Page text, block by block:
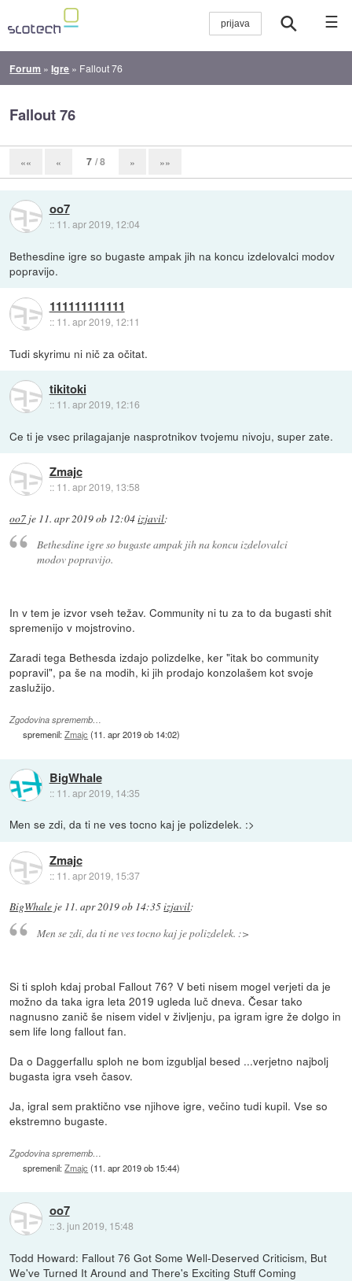
☰
Forum »Igre » Fallout 76
Fallout 76
«« « 7 / 8 » »»
oo7
:: 11. apr 2019, 12:04
Bethesdine igre so bugaste ampak jih na koncu izdelovalci modov
popravijo.
111111111111
:: 11. apr 2019, 12:11
Tudi skyrimu ni nič za očitat.
tikitoki
:: 11. apr 2019, 12:16
Ce ti je vsec prilagajanje nasprotnikov tvojemu nivoju, super zate.
Zmajc
:: 11. apr 2019, 13:58
oo7 je 11. apr 2019 ob 12:04izjavil:
Bethesdine igre so bugaste ampak jih na koncu izdelovalci
modov popravijo.
In v tem je izvor vseh težav. Community ni tu za to da bugasti shit
spremenijo v mojstrovino.
Zaradi tega Bethesda izdajo polizdelke, ker "itak bo community
popravil", pa še na modih, ki jih prodajo konzolašem kot svoje
zaslužijo.
Zgodovina sprememb…
spremenil:Zmajc (11. apr 2019 ob 14:02)
BigWhale
:: 11. apr 2019, 14:35
Men se zdi, da ti ne ves tocno kaj je polizdelek. :>
Zmajc
:: 11. apr 2019, 15:37
BigWhale je 11. apr 2019 ob 14:35izjavil:
Men se zdi, da ti ne ves tocno kaj je polizdelek. :>
Si ti sploh kdaj probal Fallout 76? V beti nisem mogel verjeti da je
možno da taka igra leta 2019 ugleda luč dneva. Česar tako
nagnusno zanič še nisem videl v življenju, pa igram igre že dolgo in
sem life long fallout fan.
Da o Daggerfallu sploh ne bom izgubljal besed ...verjetno najbolj
bugasta igra vseh časov.
Ja, igral sem praktično vse njihove igre, večino tudi kupil. Vse so
ekstremno bugaste.
Zgodovina sprememb…
spremenil:Zmajc (11. apr 2019 ob 15:44)
oo7
::3. jun 2019, 15:48
Todd Howard: Fallout 76 Got Some Well-Deserved Criticism, But
We've Turned It Around and There's Exciting Stuff Coming